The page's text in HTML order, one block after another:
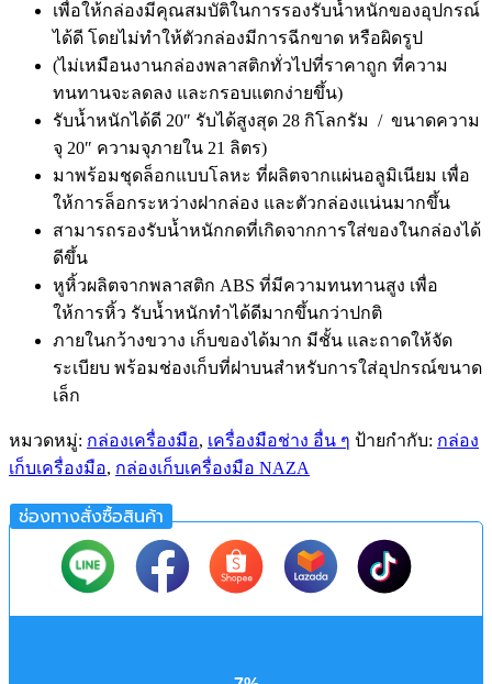
เพื่อให้กล่องมีคุณสมบัติในการรองรับน้ำหนักของอุปกรณ์
ได้ดี โดยไม่ทำให้ตัวกล่องมีการฉีกขาด หรือผิดรูป
(ไม่เหมือนงานกล่องพลาสติกทั่วไปที่ราคาถูก ที่ความ
ทนทานจะลดลง และกรอบแตกง่ายขึ้น)
รับน้ำหนักได้ดี 20″ รับได้สูงสุด 28 กิโลกรัม / ขนาดความ
จุ 20″ ความจุภายใน 21 ลิตร)
มาพร้อมชุดล็อกแบบโลหะ ที่ผลิตจากแผ่นอลูมิเนียม เพื่อ
ให้การล็อกระหว่างฝากล่อง และตัวกล่องแน่นมากขึ้น
สามารถรองรับน้ำหนักกดที่เกิดจากการใส่ของในกล่องได้
ดีขึ้น
หูหิ้วผลิตจากพลาสติก ABS ที่มีความทนทานสูง เพื่อ
ให้การหิ้ว รับน้ำหนักทำได้ดีมากขึ้นกว่าปกติ
ภายในกว้างขวาง เก็บของได้มาก มีชั้น และถาดให้จัด
ระเบียบ พร้อมช่องเก็บที่ฝาบนสำหรับการใส่อุปกรณ์ขนาด
เล็ก
หมวดหมู่: กล่องเครื่องมือ, เครื่องมือช่าง อื่น ๆ ป้ายกำกับ: กล่อง
เก็บเครื่องมือ, กล่องเก็บเครื่องมือ NAZA
ช่องทางสั่งซื้อสินค้า